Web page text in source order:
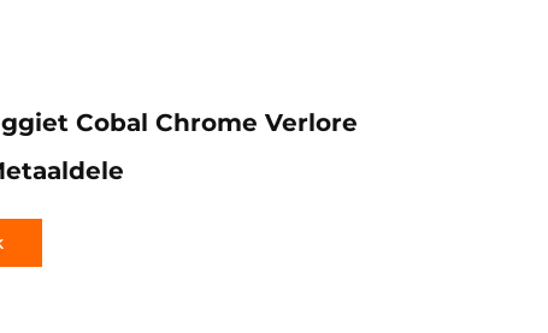
Cobal Chrome Verlore